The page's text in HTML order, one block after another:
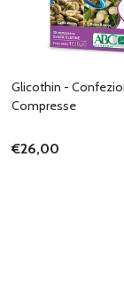
Glicothin -
Compresse
€26,00